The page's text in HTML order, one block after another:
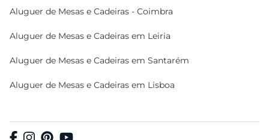
Aluguer de Mesas e Cadeiras - Coimbra
Aluguer de Mesas e Cadeiras em Leiria
Aluguer de Mesas e Cadeiras em Santarém
Aluguer de Mesas e Cadeiras em Lisboa